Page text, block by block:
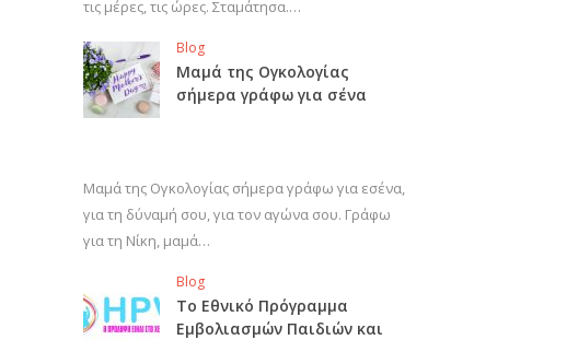
τις μέρες, τις ώρες. Σταμάτησα.…
Blog
Μαμά της Ογκολογίας
σήμερα γράφω για σένα
Μαμά της Ογκολογίας σήμερα γράφω για εσένα,
για τη δύναμή σου, για τον αγώνα σου. Γράφω
για τη Νίκη, μαμά…
Blog
Το Εθνικό Πρόγραμμα
Εμβολιασμών Παιδιών και